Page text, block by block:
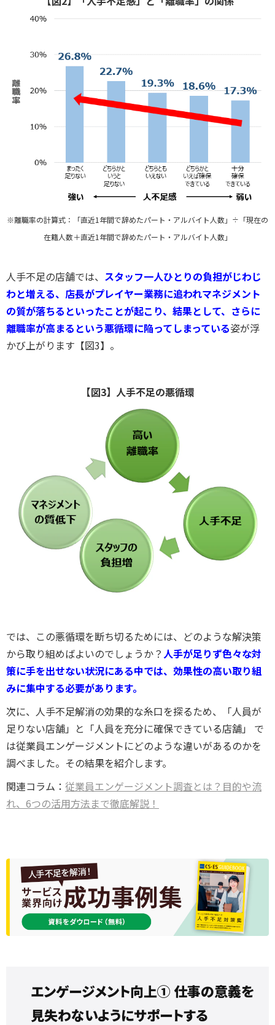
※離職率の計算式：「直近1年間で辞めたパート・アルバイト人数」÷「現在の
在籍人数＋直近1年間で辞めたパート・アルバイト人数」
人手不足の店舗では、 スタッフ一人ひとりの負担がじわじ
わと増える、 店長がプレイヤー業務に追われマネジメント
の質が落ちるといったことが起こり、結果として、さらに
離職率が高まるという悪循環に陥ってしまっている姿が浮
かび上がります 【図3】。
【図3】人手不足の悪循環
では、この悪循環を断ち切るためには、どのような解決策
から取り組めばよいのでしょうか？人手が足りず色々な対
策に手を出せない状況にある中では、効果性の高い取り組
みに集中する必要があります。
次に、人手不足解消の効果的な糸口を探るため、「人員が
足りない店舗」 と 「人員を充分に確保できている店舗」
で
は従業員エンゲージメントにどのような違いがあるのかを
調べました。その結果を紹介します。
関連コラム： 従業員エンゲージメント調査とは？目的や流
れ、6つの活用方法まで徹底解説！
エンゲージメント向上① 仕事の意義を
見失わないようにサポートする